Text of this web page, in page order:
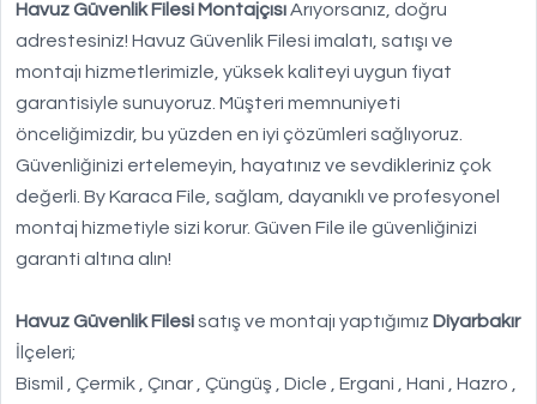
Havuz Güvenlik Filesi MontajçısıArıyorsanız, doğru
adrestesiniz! Havuz Güvenlik Filesi imalatı, satışı ve
montajı hizmetlerimizle, yüksek kaliteyi uygun fiyat
garantisiyle sunuyoruz. Müşteri memnuniyeti
önceliğimizdir, bu yüzden en iyi çözümleri sağlıyoruz.
Güvenliğinizi ertelemeyin, hayatınız ve sevdikleriniz çok
değerli. By Karaca File, sağlam, dayanıklı ve profesyonel
montaj hizmetiyle sizi korur. Güven File ile güvenliğinizi
garanti altına alın!
Havuz Güvenlik Filesisatış ve montajı yaptığımız Diyarbakır
İlçeleri;
Bismil , Çermik , Çınar , Çüngüş , Dicle , Ergani , Hani , Hazro ,